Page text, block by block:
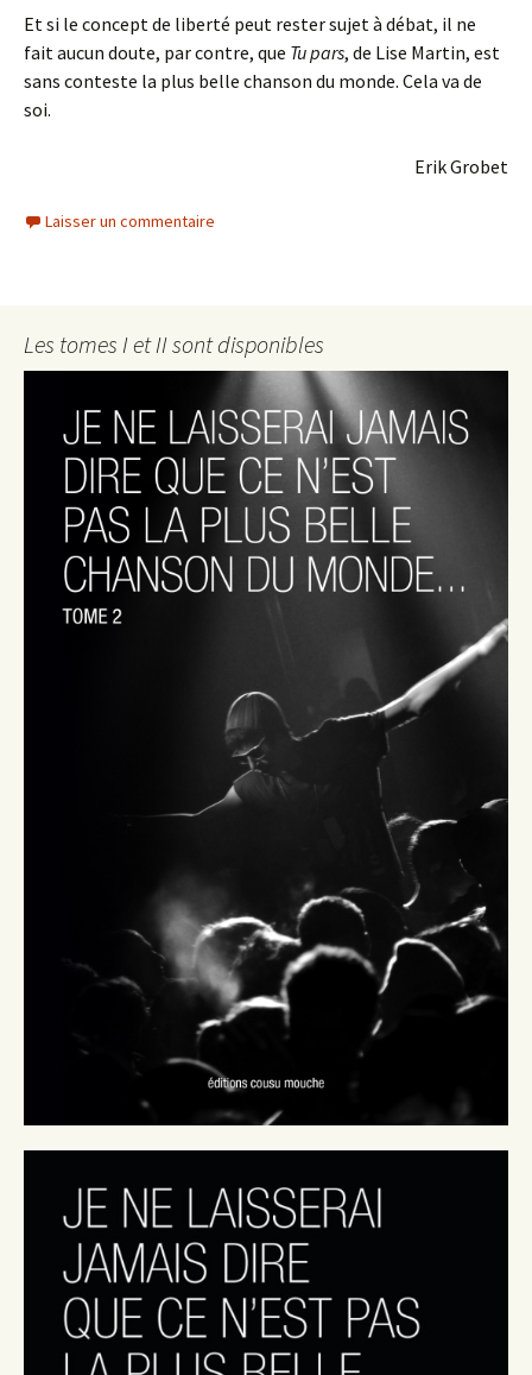
Et si le concept de liberté peut rester sujet à débat, il ne
fait aucun doute, par contre, que Tu pars, de Lise Martin, est
sans conteste la plus belle chanson du monde. Cela va de
soi.
Erik Grobet
Laisser un commentaire
Les tomes I et II sont disponibles